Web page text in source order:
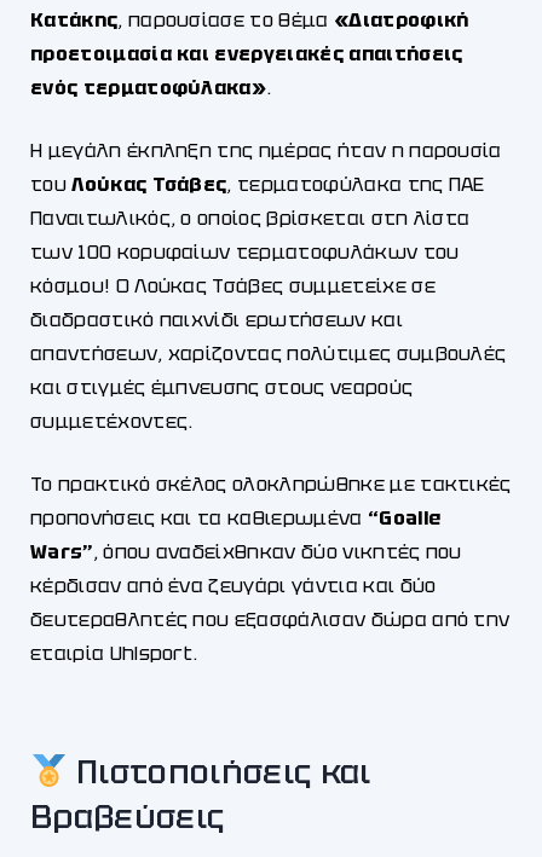
Κατάκης, παρουσίασε το θέμα «Διατροφική
προετοιμασία και ενεργειακές απαιτήσεις
ενός τερματοφύλακα».
Η μεγάλη έκπληξη της ημέρας ήταν η παρουσία
τουΛούκας Τσάβες, τερματοφύλακα της ΠΑΕ
Παναιτωλικός, ο οποίος βρίσκεται στη λίστα
των 100 κορυφαίων τερματοφυλάκων του
κόσμου! Ο Λούκας Τσάβες συμμετείχε σε
διαδραστικό παιχνίδι ερωτήσεων και
απαντήσεων, χαρίζοντας πολύτιμες συμβουλές
και στιγμές έμπνευσης στους νεαρούς
συμμετέχοντες.
Το πρακτικό σκέλος ολοκληρώθηκε με τακτικές
προπονήσεις και τα καθιερωμένα “Goalie
Wars”, όπου αναδείχθηκαν δύο νικητές που
κέρδισαν από ένα ζευγάρι γάντια και δύο
δευτεραθλητές που εξασφάλισαν δώρα από την
εταιρία Uhlsport.
Πιστοποιήσεις και
Βραβεύσεις